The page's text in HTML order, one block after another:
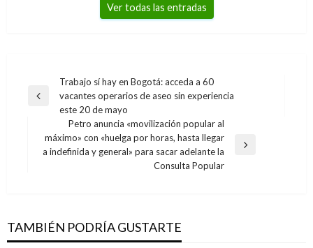
Ver todas las entradas
Navegación
de
entradas
Entrada
Trabajo sí hay en Bogotá: acceda a 60
vacantes operarios de aseo sin experiencia
este 20 de mayo
Entrada
Petro anuncia «movilización popular al
máximo» con «huelga por horas, hasta llegar
a indefinida y general» para sacar adelante la
Consulta Popular
TAMBIÉN PODRÍA GUSTARTE